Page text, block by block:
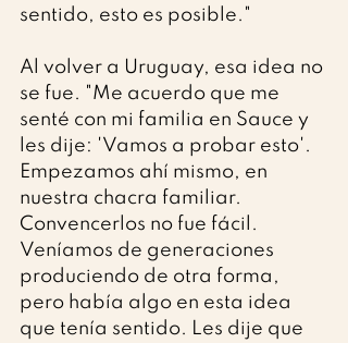
sentido, esto es posible."
Al volver a Uruguay, esa idea no
se fue. "Me acuerdo que me
senté con mi familia en Sauce y
les dije: 'Vamos a probar esto'.
Empezamos ahí mismo, en
nuestra chacra familiar.
Convencerlos no fue fácil.
Veníamos de generaciones
produciendo de otra forma,
pero había algo en esta idea
que tenía sentido. Les dije que